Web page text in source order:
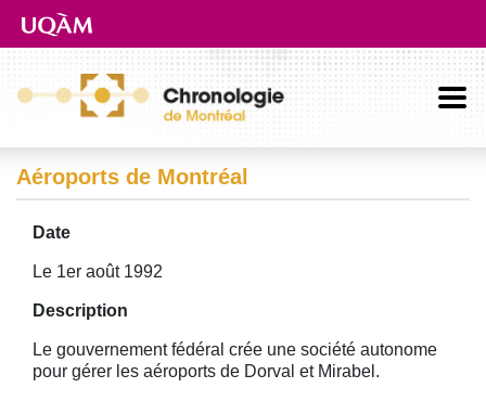
Aller directement au contenu principal
Aéroports de Montréal
Date
Le 1er août 1992
Description
Le gouvernement fédéral crée une société autonome
pour gérer les aéroports de Dorval et Mirabel.